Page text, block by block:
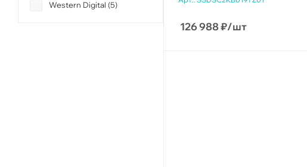
126 988₽/шт
Western Digital (5)